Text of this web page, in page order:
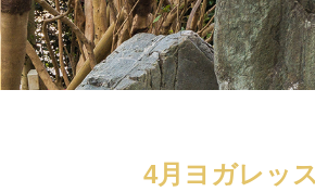
4月ヨガレッ